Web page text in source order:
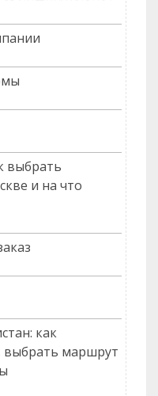
выбрать
и на что
как
выбрать маршрут